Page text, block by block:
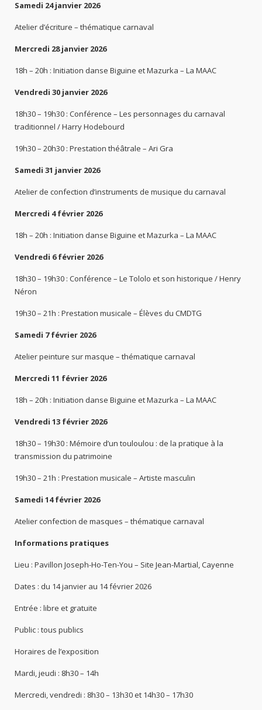
Samedi 24 janvier 2026
Atelier d’écriture – thématique carnaval
Mercredi 28 janvier 2026
18h – 20h : Initiation danse Biguine et Mazurka – La MAAC
Vendredi 30 janvier 2026
18h30 – 19h30 : Conférence – Les personnages du carnaval
traditionnel / Harry Hodebourd
19h30 – 20h30 : Prestation théâtrale – Ari Gra
Samedi 31 janvier 2026
Atelier de confection d’instruments de musique du carnaval
Mercredi 4 février 2026
18h – 20h : Initiation danse Biguine et Mazurka – La MAAC
Vendredi 6 février 2026
18h30 – 19h30 : Conférence – Le Tololo et son historique / Henry
Néron
19h30 – 21h : Prestation musicale – Élèves du CMDTG
Samedi 7 février 2026
Atelier peinture sur masque – thématique carnaval
Mercredi 11 février 2026
18h – 20h : Initiation danse Biguine et Mazurka – La MAAC
Vendredi 13 février 2026
18h30 – 19h30 : Mémoire d’un touloulou : de la pratique à la
transmission du patrimoine
19h30 – 21h : Prestation musicale – Artiste masculin
Samedi 14 février 2026
Atelier confection de masques – thématique carnaval
Informations pratiques
Lieu : Pavillon Joseph-Ho-Ten-You – Site Jean-Martial, Cayenne
Dates : du 14 janvier au 14 février 2026
Entrée : libre et gratuite
Public : tous publics
Horaires de l’exposition
Mardi, jeudi : 8h30 – 14h
Mercredi, vendredi : 8h30 – 13h30 et 14h30 – 17h30